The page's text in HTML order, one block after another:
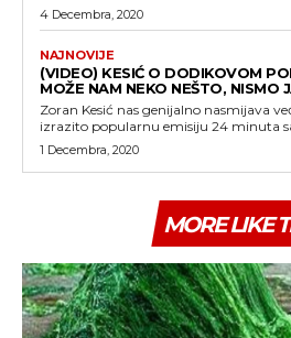
4 Decembra, 2020
NAJNOVIJE
(VIDEO) KESIĆ O DODIKOVOM
MOŽE NAM NEKO NEŠTO, NISMO
Zoran Kesić nas genijalno nasmijava
1 Decembra, 2020
MORE LIKE